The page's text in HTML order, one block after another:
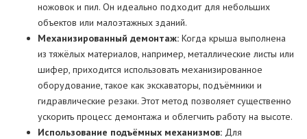
ножовок и пил. Он идеально подходит для небольших
объектов или малоэтажных зданий.
Механизированный демонтаж: Когда крыша выполнена
из тяжёлых материалов, например, металлические листы или
шифер, приходится использовать механизированное
оборудование, такое как экскаваторы, подъёмники и
гидравлические резаки. Этот метод позволяет существенно
ускорить процесс демонтажа и облегчить работу на высоте.
Использование подъёмных механизмов: Для